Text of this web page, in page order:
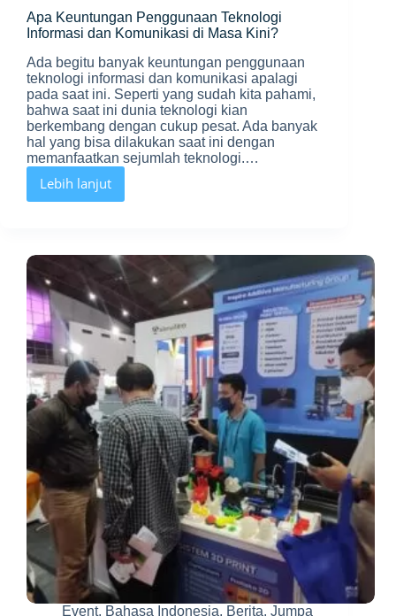
Apa Keuntungan Penggunaan Teknologi
Informasi dan Komunikasi di Masa Kini?
Ada begitu banyak keuntungan penggunaan
teknologi informasi dan komunikasi apalagi
pada saat ini. Seperti yang sudah kita pahami,
bahwa saat ini dunia teknologi kian
berkembang dengan cukup pesat. Ada banyak
hal yang bisa dilakukan saat ini dengan
memanfaatkan sejumlah teknologi.…
Lebih lanjut
Apa
Keuntungan
Komunikasi
di
Masa
Kini?
Event, Bahasa Indonesia, Berita, Jumpa